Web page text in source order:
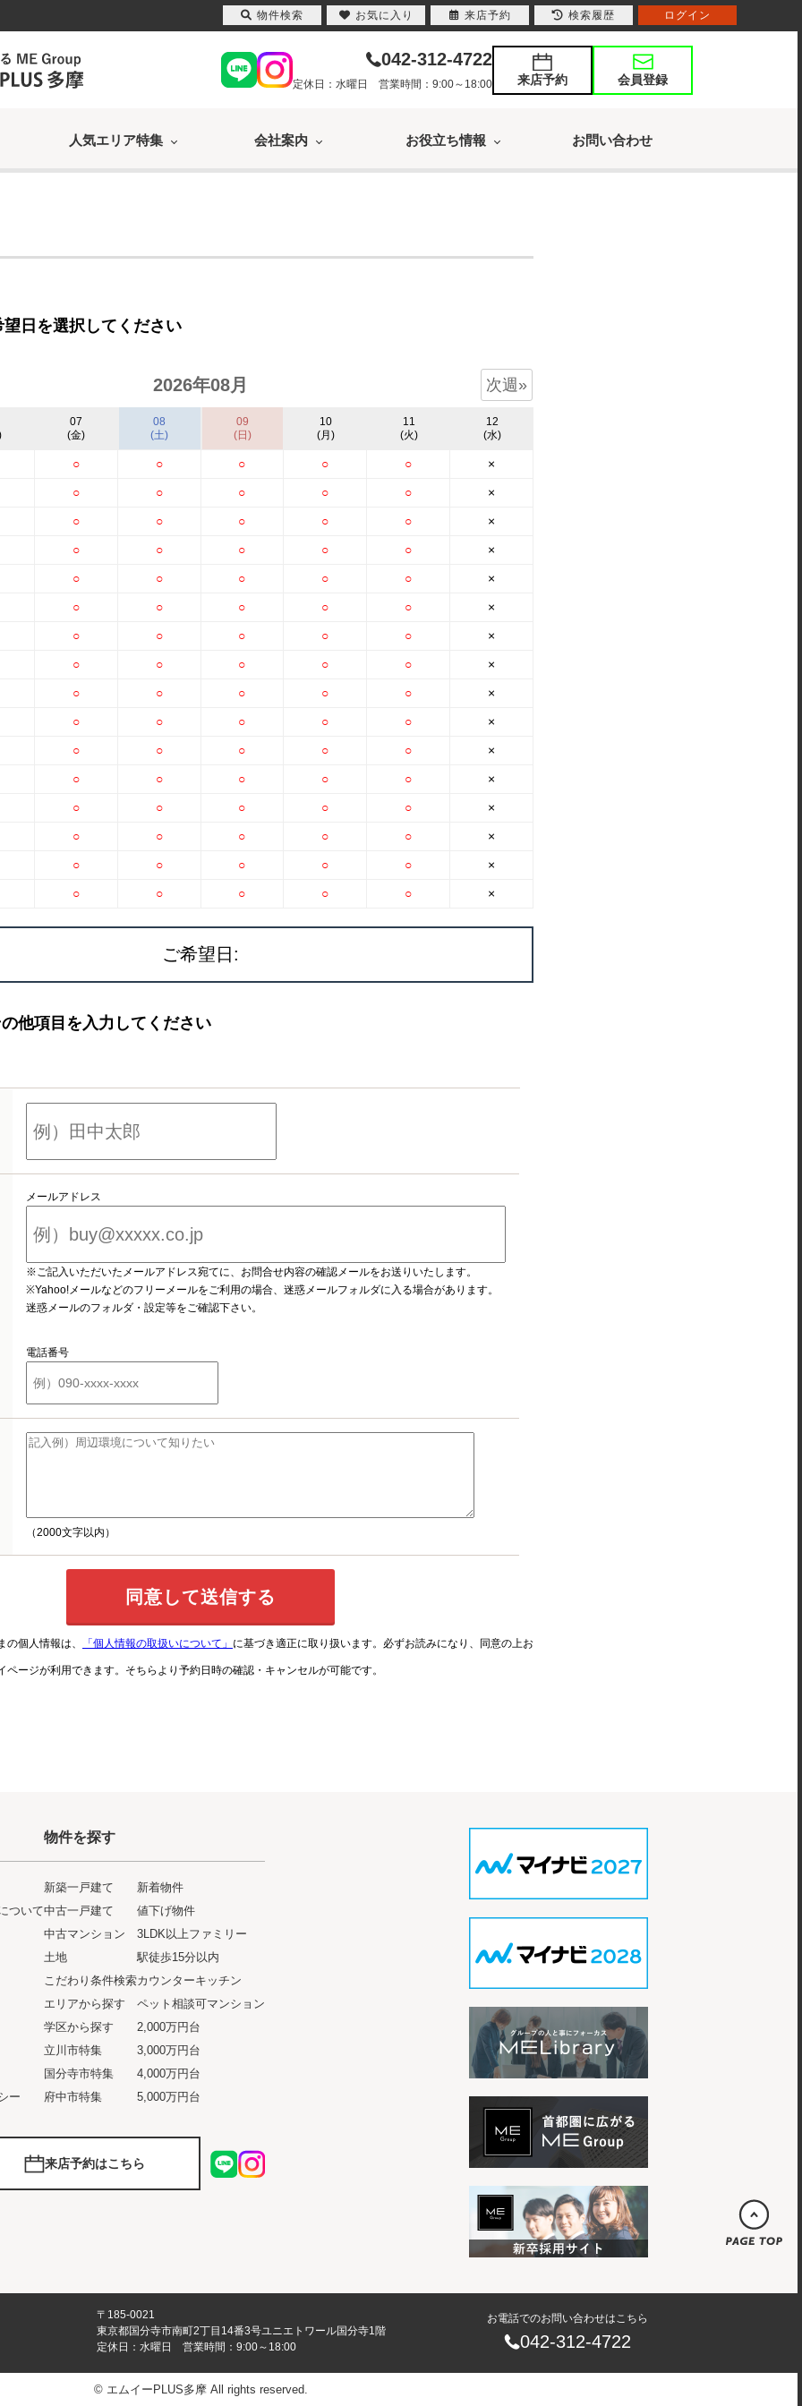
042-312-4722
定休日：水曜日 営業時間：9:00～18:00 来店予約 会員登録
人気エリア特集 会社案内 お役立ち情報 お問い合わせ
望日を選択してください
2026年08月 次週»
07
(金)
○
○
○
○
○
○
○
○
○
○
○
○
○
○
○
○
08
(土)
○
○
○
○
○
○
○
○
○
○
○
○
○
○
○
○
09
(日)
○
○
○
○
○
○
○
○
○
○
○
○
○
○
○
○
10
(月)
○
○
○
○
○
○
○
○
○
○
○
○
○
○
○
○
11
(火)
○
○
○
○
○
○
○
○
○
○
○
○
○
○
○
○
12
(水)
×
×
×
×
×
×
×
×
×
×
×
×
×
×
×
×
ご希望日:
他項目を入力してください
メールアドレス
※ご記入いただいたメールアドレス宛てに、お問合せ内容の確認メールをお送りいたします。
※Yahoo!メールなどのフリーメールをご利用の場合、迷惑メールフォルダに入る場合があります。
迷惑メールのフォルダ・設定等をご確認下さい。
電話番号
（2000文字以内）
個人情報は、 「個人情報の取扱いについて」 に基づき適正に取り扱います。必ずお読みになり、同意の上お
ージが利用できます。そちらより予約日時の確認・キャンセルが可能です。
ついて
ー
物件を探す
新築一戸建て
中古一戸建て
中古マンション
土地
こだわり条件検索
エリアから探す
学区から探す
立川市特集
国分寺市特集
府中市特集
新着物件
値下げ物件
3LDK以上ファミリー
駅徒歩15分以内
カウンターキッチン
ペット相談可マンション
2,000万円台
3,000万円台
4,000万円台
5,000万円台
来店予約はこちら
〒185-0021
東京都国分寺市南町2丁目14番3号ユニエトワール国分寺1階
定休日：水曜日 営業時間：9:00～18:00
お電話でのお問い合わせはこちら
042-312-4722
© エムイーPLUS多摩 All rights reserved.
物件検索 お気に入り 来店予約 検索履歴 ログイン